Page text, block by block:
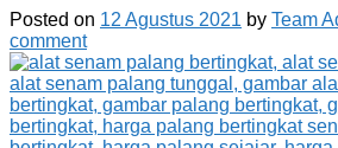
Posted on 12 Agustus 2021 by Team
comment